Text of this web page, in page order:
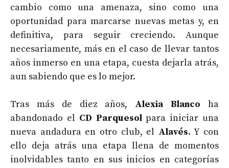
cambio como una amenaza, sino como una
oportunidad para marcarse nuevas metas y, en
definitiva, para seguir creciendo. Aunque
necesariamente, más en el caso de llevar tantos
años inmerso en una etapa, cuesta dejarla atrás,
aun sabiendo que es lo mejor.
Tras más de diez años, Alexia Blancoha
abandonado el CD Parquesolpara iniciar una
nueva andadura en otro club, el Alavés. Y con
ello deja atrás una etapa llena de momentos
inolvidables tanto en sus inicios en categorías